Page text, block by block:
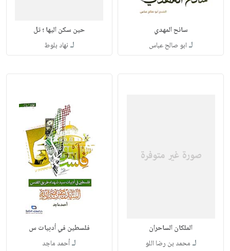
سائح المهدي
لـ ابو صالح عباس
حين سكن اليها ؛ تل
لـ نهاد بلوط
الملكان الساحران
لـ محمد بن رضا اللو
فلسطين في أدبيات س
لـأحمد ماجد